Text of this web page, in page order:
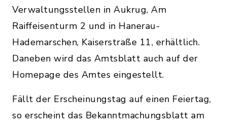
Verwaltungsstellen in Aukrug, Am
Raiffeisenturm 2 und in Hanerau-
Hademarschen, Kaiserstraße 11, erhältlich.
Daneben wird das Amtsblatt auch auf der
Homepage des Amtes eingestellt.
Fällt der Erscheinungstag auf einen Feiertag,
so erscheint das Bekanntmachungsblatt am